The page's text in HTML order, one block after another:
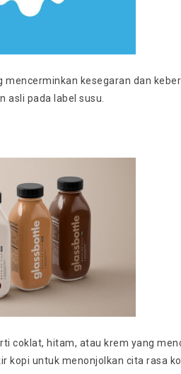
kesegaran dan
asli pada label susu.
coklat, hitam, atau krem yang
kopi untuk menonjolkan cita rasa